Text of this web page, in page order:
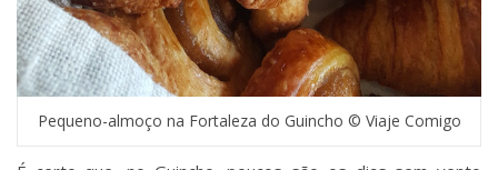
Pequeno-almoço na Fortaleza do Guincho © Viaje Comigo